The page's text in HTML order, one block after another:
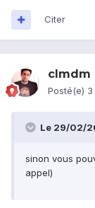
Citer
clmdm
Posté(e) 3
Le 29/02/
sinon vous
appel)